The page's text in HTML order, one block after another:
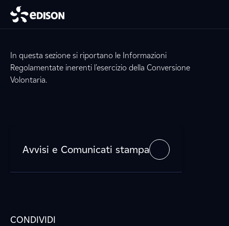
In questa sezione si riportano le Informazioni
Regolamentate inerenti l'esercizio della Conversione
Volontaria.
Avvisi e Comunicati stampa
CONDIVIDI